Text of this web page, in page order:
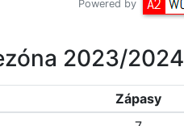
Powered by
2023/2024
Zápasy